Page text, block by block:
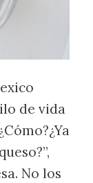
de vida
No los